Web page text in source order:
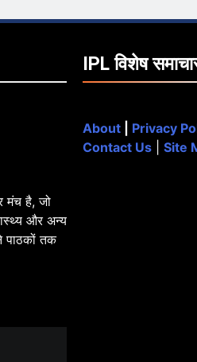
मंच है, जो
और अन्य
पाठकों तक
IPL विशेष
About Privacy
Contact Us
Site